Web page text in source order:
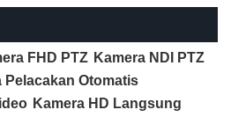
FHD PTZ Kamera NDI PTZ
Pelacakan Otomatis
Kamera HD Langsung